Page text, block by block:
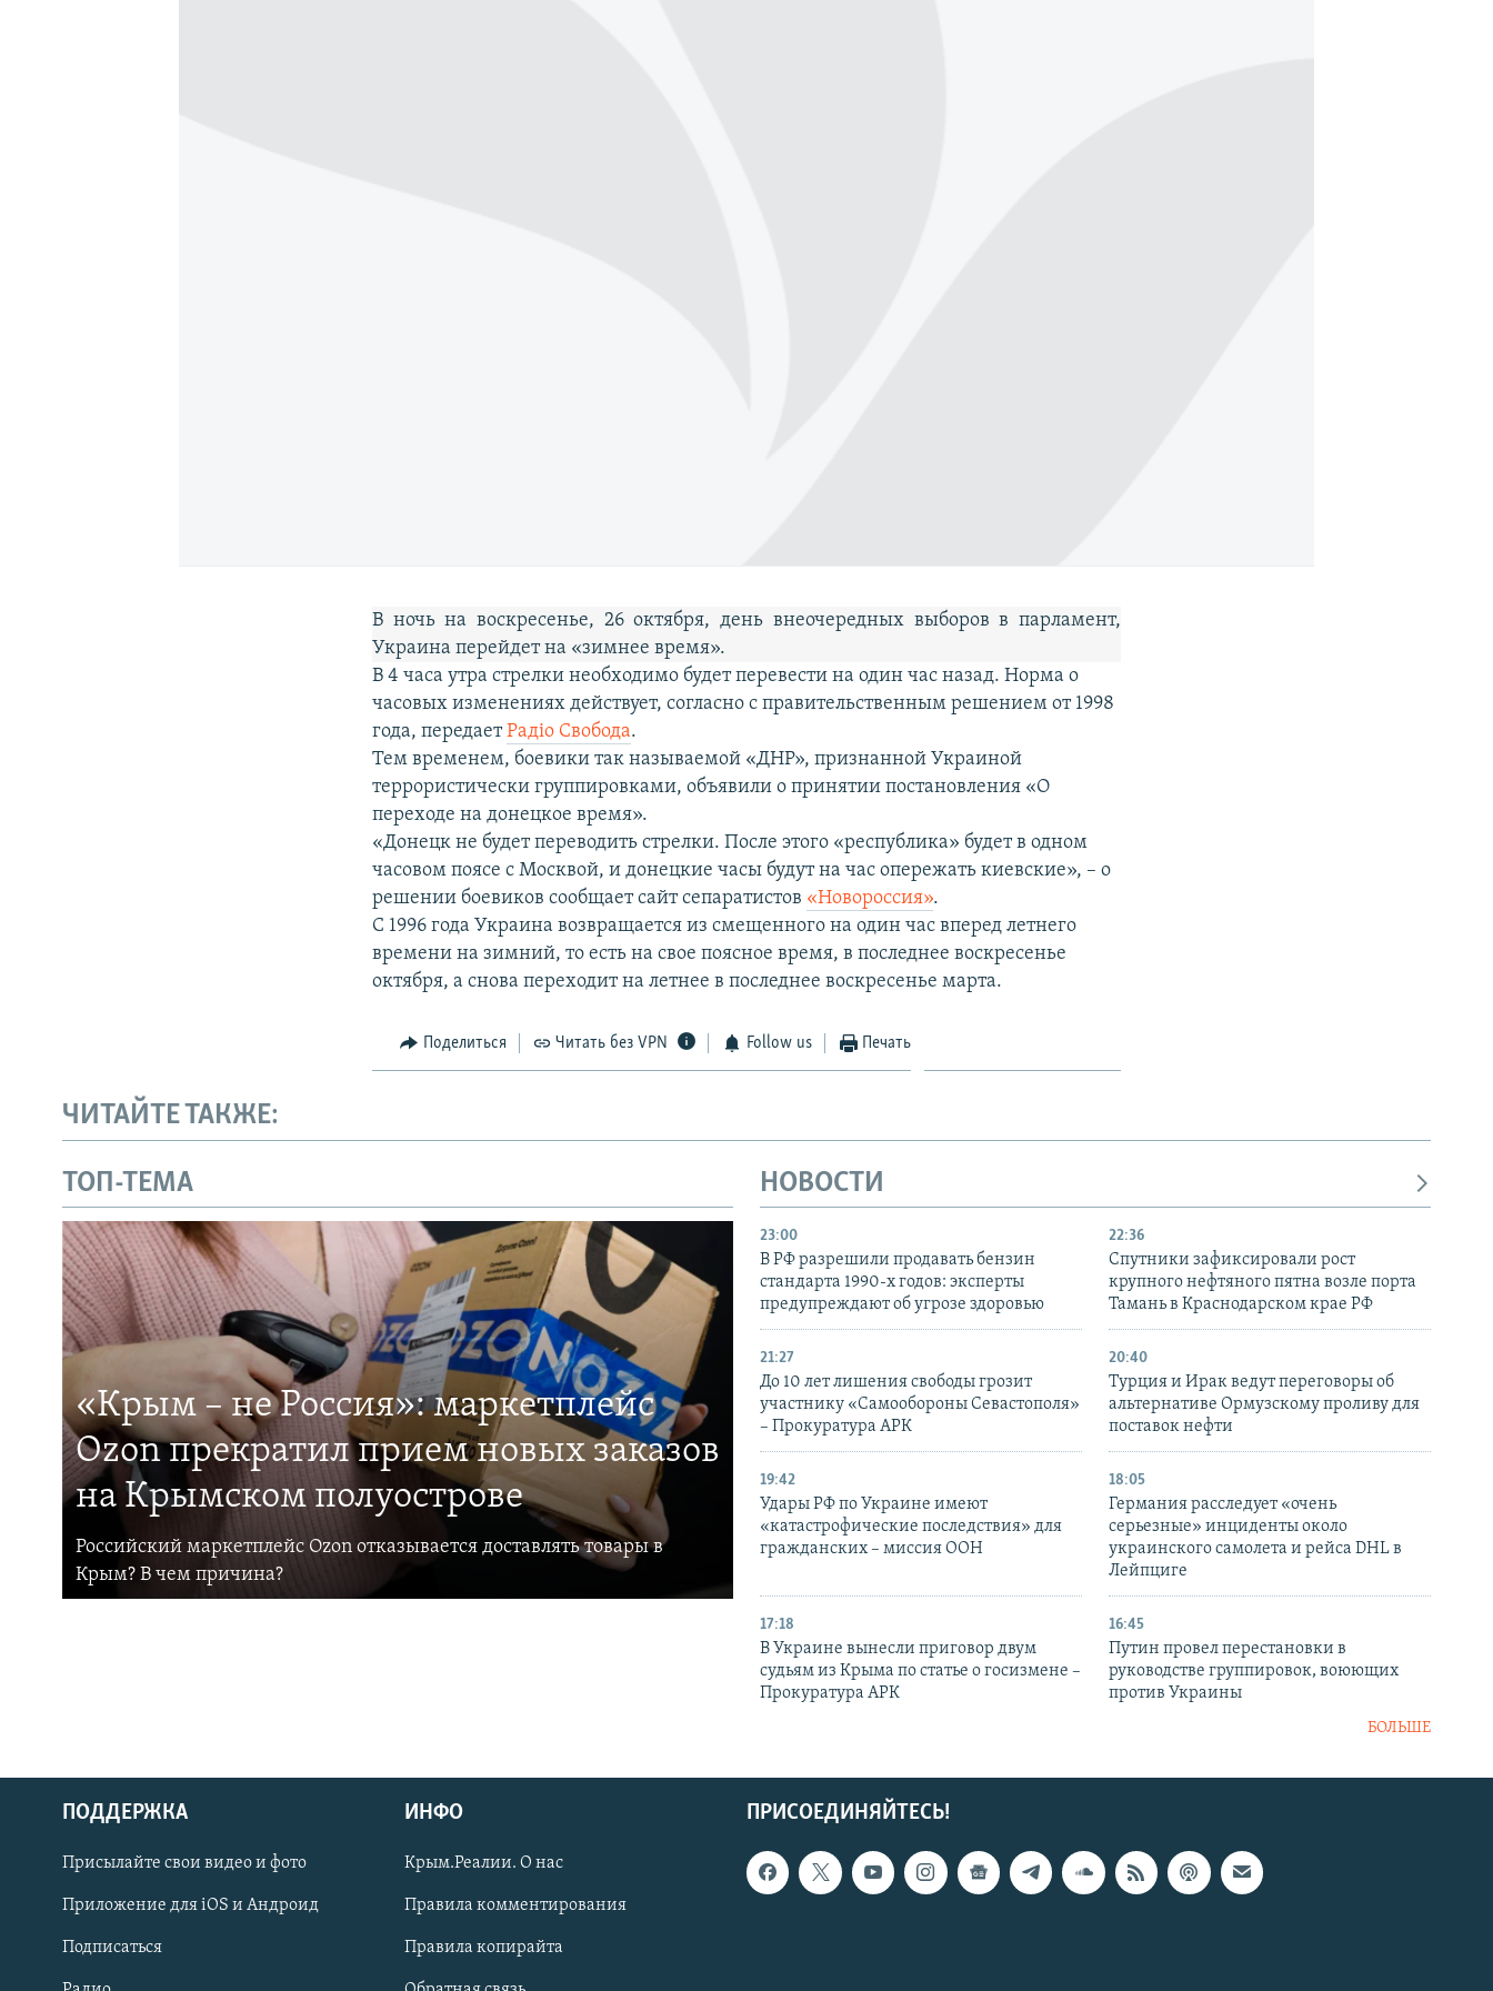
Українською
Qırımtatar
ПРИСОЕДИНЯЙТЕСЬ!
В ночь на воскресенье, 26 октября, день внеочередных выборов в парламент,
Украина перейдет на «зимнее время».
В 4 часа утра стрелки необходимо будет перевести на один час назад. Норма о
часовых изменениях действует, согласно с правительственным решением от 1998
года, передаетРадіо Свобода.
Тем временем, боевики так называемой «ДНР», признанной Украиной
террористически группировками, объявили о принятии постановления «О
переходе на донецкое время».
«Донецк не будет переводить стрелки. После этого «республика» будет в одном
часовом поясе с Москвой, и донецкие часы будут на час опережать киевские», – о
решении боевиков сообщает сайт сепаратистов «Новороссия».
С 1996 года Украина возвращается из смещенного на один час вперед летнего
времени на зимний, то есть на свое поясное время, в последнее воскресенье
октября, а снова переходит на летнее в последнее воскресенье марта.
Поделиться Читать без VPN Follow us Печать
ЧИТАЙТЕ ТАКЖЕ:
ТОП-ТЕМА
«Крым – не Россия»: маркетплейс
Ozon прекратил прием новых заказов
на Крымском полуострове
Российский маркетплейс Ozon отказывается доставлять товары в
Крым? В чем причина?
НОВОСТИ
23:00
В РФ разрешили продавать бензин
стандарта 1990-х годов: эксперты
предупреждают об угрозе здоровью
22:36
Спутники зафиксировали рост
крупного нефтяного пятна возле порта
Тамань в Краснодарском крае РФ
21:27
До 10 лет лишения свободы грозит
участнику «Самообороны Севастополя»
– Прокуратура АРК
20:40
Турция и Ирак ведут переговоры об
альтернативе Ормузскому проливу для
поставок нефти
19:42
Удары РФ по Украине имеют
«катастрофические последствия» для
гражданских – миссия ООН
18:05
Германия расследует «очень
серьезные» инциденты около
украинского самолета и рейса DHL в
Лейпциге
17:18
В Украине вынесли приговор двум
судьям из Крыма по статье о госизмене –
Прокуратура АРК
16:45
Путин провел перестановки в
руководстве группировок, воюющих
против Украины
БОЛЬШЕ
ПРИСОЕДИНЯЙТЕСЬ!
ПОДДЕРЖКА
Присылайте свои видео и фото
Приложение для iOS и Андроид
Подписаться
ИНФО
Крым.Реалии. О нас
Правила комментирования
Правила копирайта